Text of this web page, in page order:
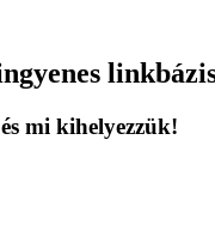
mi kihelyezzük!